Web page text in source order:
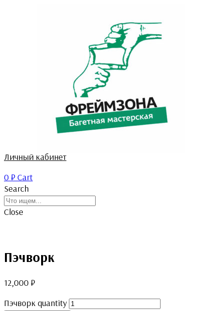
Личный кабинет
0 ₽Cart
Search
Close
Пэчворк
12,000 ₽
Пэчворк quantity